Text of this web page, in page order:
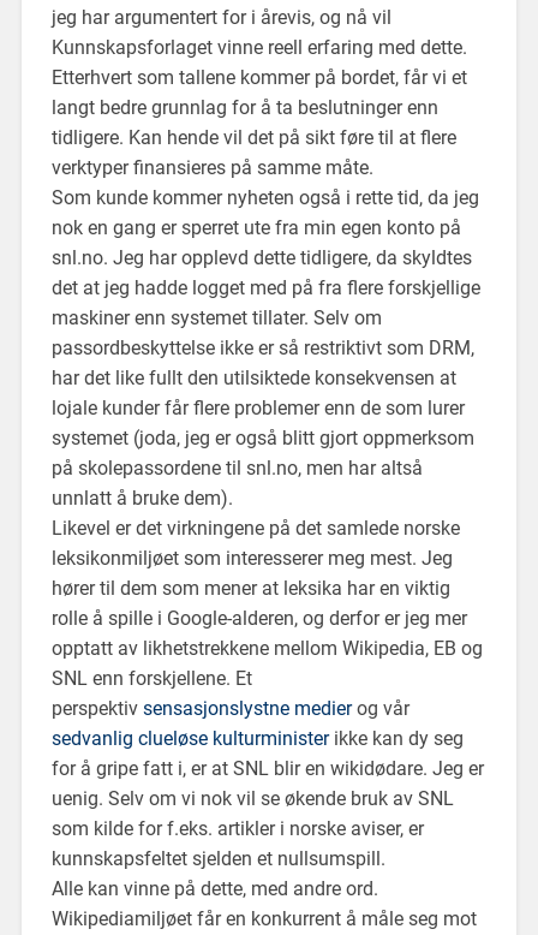
jeg har argumentert for i årevis, og nå vil
Kunnskapsforlaget vinne reell erfaring med dette.
Etterhvert som tallene kommer på bordet, får vi et
langt bedre grunnlag for å ta beslutninger enn
tidligere. Kan hende vil det på sikt føre til at flere
verktyper finansieres på samme måte.
Som kunde kommer nyheten også i rette tid, da jeg
nok en gang er sperret ute fra min egen konto på
snl.no. Jeg har opplevd dette tidligere, da skyldtes
det at jeg hadde logget med på fra flere forskjellige
maskiner enn systemet tillater. Selv om
passordbeskyttelse ikke er så restriktivt som DRM,
har det like fullt den utilsiktede konsekvensen at
lojale kunder får flere problemer enn de som lurer
systemet (joda, jeg er også blitt gjort oppmerksom
på skolepassordene til snl.no, men har altså
unnlatt å bruke dem).
Likevel er det virkningene på det samlede norske
leksikonmiljøet som interesserer meg mest. Jeg
hører til dem som mener at leksika har en viktig
rolle å spille i Google-alderen, og derfor er jeg mer
opptatt av likhetstrekkene mellom Wikipedia, EB og
SNL enn forskjellene. Et
perspektiv sensasjonslystne medierog vår
sedvanlig clueløse kulturministerikke kan dy seg
for å gripe fatt i, er at SNL blir en wikidødare. Jeg er
uenig. Selv om vi nok vil se økende bruk av SNL
som kilde for f.eks. artikler i norske aviser, er
kunnskapsfeltet sjelden et nullsumspill.
Alle kan vinne på dette, med andre ord.
Wikipediamiljøet får en konkurrent å måle seg mot